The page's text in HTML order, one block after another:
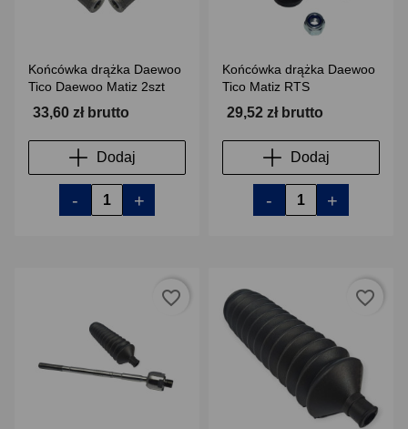
Końcówka drążka Daewoo
Tico Daewoo Matiz 2szt
33,60 zł brutto
Dodaj
- +
Końcówka drążka Daewoo
Tico Matiz RTS
29,52 zł brutto
Dodaj
- +
favorite_border favorite_border